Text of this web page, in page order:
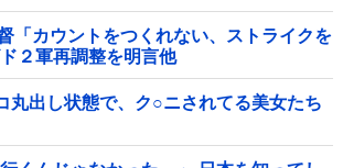
「カウントをつくれない、ストライクを
２軍再調整を明言他
丸出し状態で、ク○ニされてる美女たち